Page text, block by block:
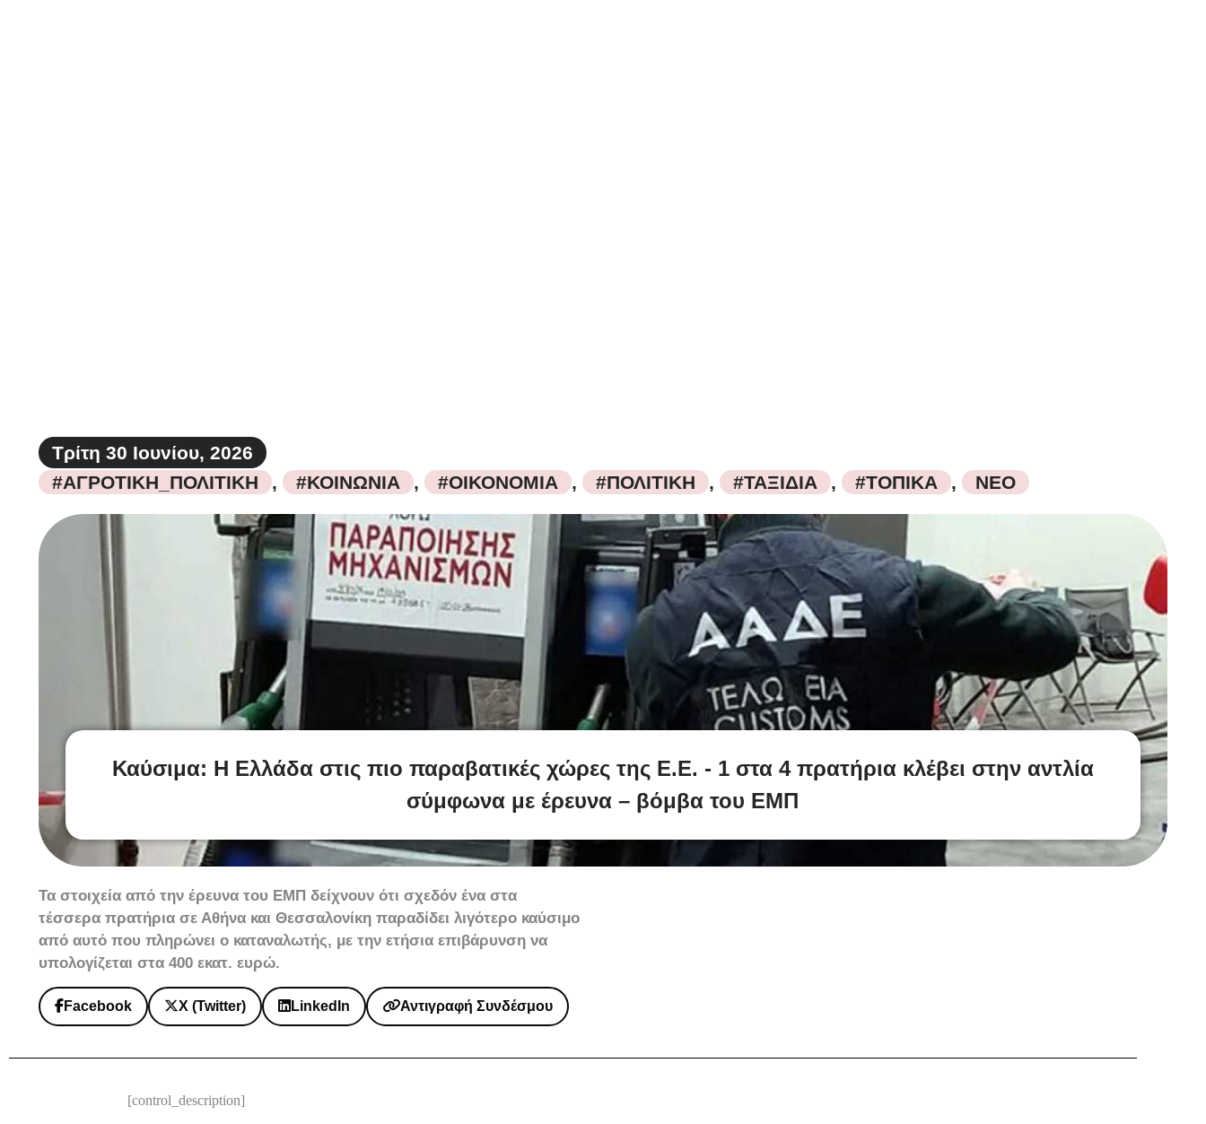
Τρίτη 30 Ιουνίου, 2026
#ΑΓΡΟΤΙΚΗ_ΠΟΛΙΤΙΚΗ
, #ΚΟΙΝΩΝΙΑ , #ΟΙΚΟΝΟΜΙΑ , #ΠΟΛΙΤΙΚΗ , #ΤΑΞΙΔΙΑ , #ΤΟΠΙΚΑ , ΝΕΟ
Καύσιμα: Η Ελλάδα στις πιο παραβατικές χώρες της Ε.Ε. - 1 στα 4 πρατήρια κλέβει στην αντλία
σύμφωνα με έρευνα – βόμβα του ΕΜΠ
Τα στοιχεία από την έρευνα του ΕΜΠ δείχνουν ότι σχεδόν ένα στα
τέσσερα πρατήρια σε Αθήνα και Θεσσαλονίκη παραδίδει λιγότερο καύσιμο
από αυτό που πληρώνει ο καταναλωτής, με την ετήσια επιβάρυνση να
υπολογίζεται στα 400 εκατ. ευρώ.
Facebook X (Twitter) LinkedIn Αντιγραφή Συνδέσμου
[control_description]